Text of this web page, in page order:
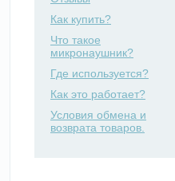
Как купить?
Что такое
микронаушник?
Где используется?
Как это работает?
Условия обмена и
возврата товаров.